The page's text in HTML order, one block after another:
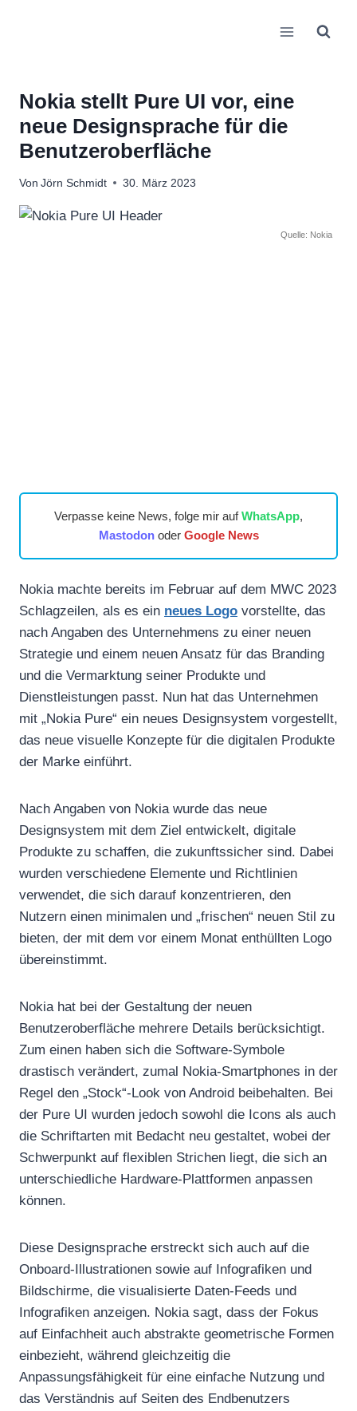
Nokia stellt Pure UI vor, eine
neue Designsprache für die
Benutzeroberfläche
Von Jörn Schmidt 30. März 2023
Quelle: Nokia
Verpasse keine News, folge mir aufWhatsApp,
Mastodonoder Google News
Nokia machte bereits im Februar auf dem MWC 2023
Schlagzeilen, als es ein neues Logo vorstellte, das
nach Angaben des Unternehmens zu einer neuen
Strategie und einem neuen Ansatz für das Branding
und die Vermarktung seiner Produkte und
Dienstleistungen passt. Nun hat das Unternehmen
mit „Nokia Pure“ ein neues Designsystem vorgestellt,
das neue visuelle Konzepte für die digitalen Produkte
der Marke einführt.
Nach Angaben von Nokia wurde das neue
Designsystem mit dem Ziel entwickelt, digitale
Produkte zu schaffen, die zukunftssicher sind. Dabei
wurden verschiedene Elemente und Richtlinien
verwendet, die sich darauf konzentrieren, den
Nutzern einen minimalen und „frischen“ neuen Stil zu
bieten, der mit dem vor einem Monat enthüllten Logo
übereinstimmt.
Nokia hat bei der Gestaltung der neuen
Benutzeroberfläche mehrere Details berücksichtigt.
Zum einen haben sich die Software-Symbole
drastisch verändert, zumal Nokia-Smartphones in der
Regel den „Stock“-Look von Android beibehalten. Bei
der Pure UI wurden jedoch sowohl die Icons als auch
die Schriftarten mit Bedacht neu gestaltet, wobei der
Schwerpunkt auf flexiblen Strichen liegt, die sich an
unterschiedliche Hardware-Plattformen anpassen
können.
Diese Designsprache erstreckt sich auch auf die
Onboard-Illustrationen sowie auf Infografiken und
Bildschirme, die visualisierte Daten-Feeds und
Infografiken anzeigen. Nokia sagt, dass der Fokus
auf Einfachheit auch abstrakte geometrische Formen
einbezieht, während gleichzeitig die
Anpassungsfähigkeit für eine einfache Nutzung und
das Verständnis auf Seiten des Endbenutzers